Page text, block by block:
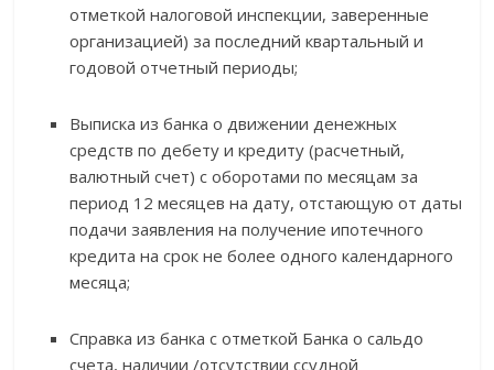
отметкой налоговой инспекции, заверенные
организацией) за последний квартальный и
годовой отчетный периоды;
Выписка из банка о движении денежных
средств по дебету и кредиту (расчетный,
валютный счет) с оборотами по месяцам за
период 12 месяцев на дату, отстающую от даты
подачи заявления на получение ипотечного
кредита на срок не более одного календарного
месяца;
Справка из банка с отметкой Банка о сальдо
счета, наличии /отсутствии ссудной